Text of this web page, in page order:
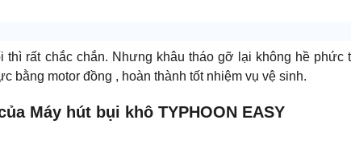
thì rất chắc chắn. Nhưng khâu tháo gỡ lại không hề phức
motor đồng , hoàn thành tốt nhiệm vụ vệ sinh.
Máy hút bụi khô TYPHOON EASY